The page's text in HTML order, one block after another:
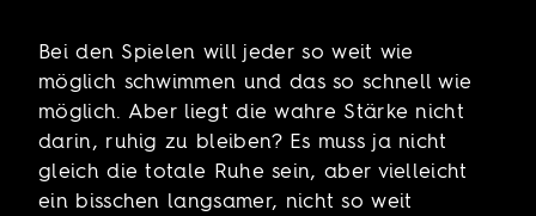
Bei den Spielen will jeder so weit wie
möglich schwimmen und das so schnell wie
möglich. Aber liegt die wahre Stärke nicht
darin, ruhig zu bleiben? Es muss ja nicht
gleich die totale Ruhe sein, aber vielleicht
ein bisschen langsamer, nicht so weit